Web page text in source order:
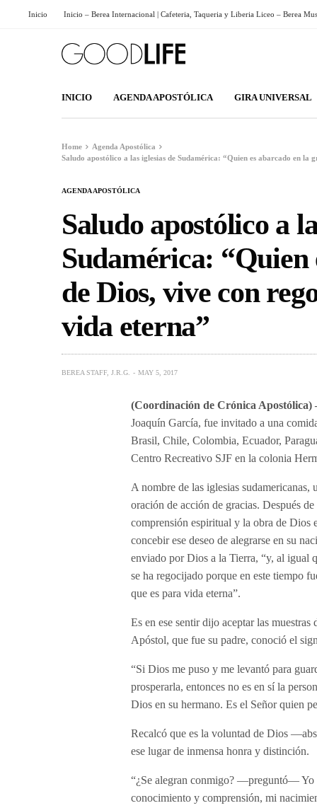
Inicio Inicio – Berea Internacional | Cafeteria, Taqueria y Liberia Liceo – Berea
INICIO AGENDA APOSTÓLICA GIRA UNIVERSAL
Home
Agenda Apostólica
Saludo apostólico a las iglesias de Sudamérica: “Quien es abarcado en
AGENDA APOSTÓLICA
Saludo apostólico a
Sudamérica: “Quien
de Dios, vive con
vida eterna”
BEREA STAFF, J.R.G. MAY 5, 2017
(Coordinación de Crónica
Joaquín García, fue invitado a una
Brasil, Chile, Colombia, Ecuador,
Centro Recreativo SJF en la colonia
A nombre de las iglesias sudamericanas,
oración de acción de gracias. Después
comprensión espiritual y la obra de Dios
concebir ese deseo de alegrarse en su
enviado por Dios a la Tierra, “y, al igual
se ha regocijado porque en este tiempo
que es para vida eterna”.
Es en ese sentir dijo aceptar las
Apóstol, que fue su padre, conoció el
“Si Dios me puso y me levantó para
prosperarla, entonces no es en sí la
Dios en su hermano. Es el Señor quien
Recalcó que es la voluntad de Dios
ese lugar de inmensa honra y distinción.
“¿Se alegran conmigo? —preguntó— Yo
conocimiento y comprensión, mi